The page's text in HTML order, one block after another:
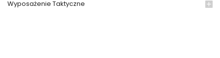
Wyposażenie Taktyczne